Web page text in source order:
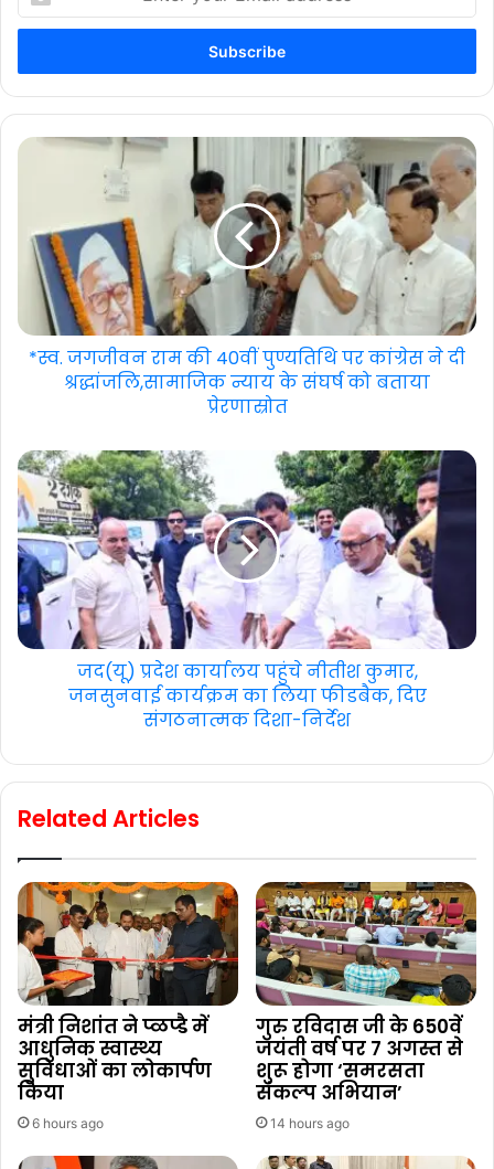
your
Email
*स्व. जगजीवन राम की 40वीं पुण्यतिथि पर कांग्रेस ने दी
श्रद्धांजलि,सामाजिक न्याय के संघर्ष को बताया
प्रेरणास्रोत
जद(यू) प्रदेश कार्यालय पहुंचे नीतीश कुमार,
जनसुनवाई कार्यक्रम का लिया फीडबैक, दिए
संगठनात्मक दिशा-निर्देश
Related Articles
मंत्री निशांत ने प्ळप्डै में
आधुनिक स्वास्थ्य
सुविधाओं का लोकार्पण
किया
6 hours ago
गुरु रविदास जी के 650वें
जयंती वर्ष पर 7 अगस्त से
शुरू होगा ‘समरसता
संकल्प अभियान’
14 hours ago